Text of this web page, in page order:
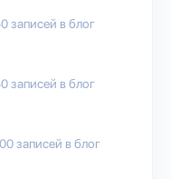
записей в блог
записей в блог
записей в блог